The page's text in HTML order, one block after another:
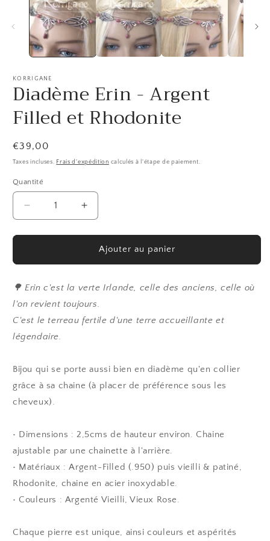
KORRIGANE
Diadème Erin - Argent
Filled et Rhodonite
Prix
habituel
€39,00
Taxes incluses. Frais d'expédition calculés à l'étape de paiement.
Quantité
Quantité
Réduire
la
quantité
-
Argent
et
Rhodonite
Augmenter
la
quantité
-
et
Ajouter au panier
🌳 Erin c'est la verte Irlande, celle des anciens, celle où
l'on revient toujours.
C'est le terreau fertile d'une terre accueillante et
légendaire.
Bijou qui se porte aussi bien en diadème qu'en collier
grâce à sa chaine (à placer de préférence sous les
cheveux).
• Dimensions : 2,5cms de hauteur environ. Chaine
ajustable par une chainette à l'arrière.
• Matériaux : Argent-Filled (.950) puis vieilli & patiné,
Rhodonite, chaine en acier inoxydable.
• Couleurs : Argenté Vieilli, Vieux Rose.
Chaque pierre est unique, ainsi couleurs et aspérités